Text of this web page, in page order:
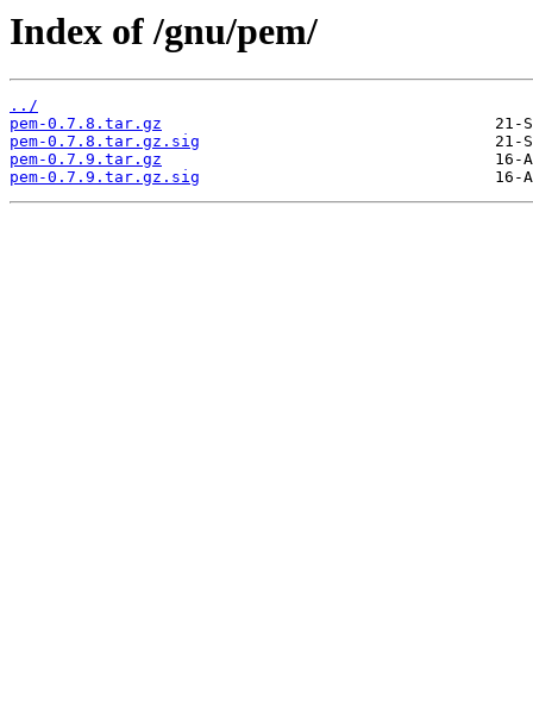
Index of /gnu/pem/
../
pem-0.7.8.tar.gz
pem-0.7.8.tar.gz.sig
pem-0.7.9.tar.gz
pem-0.7.9.tar.gz.sig